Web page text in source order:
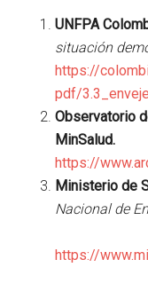
UNFPA
situación
https://
pdf/
Observatorio
MinSalud.
https://
Ministerio de
Nacional de
https://